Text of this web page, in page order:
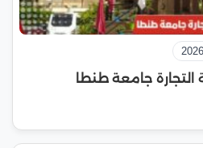
التجارة جامعة طنطا